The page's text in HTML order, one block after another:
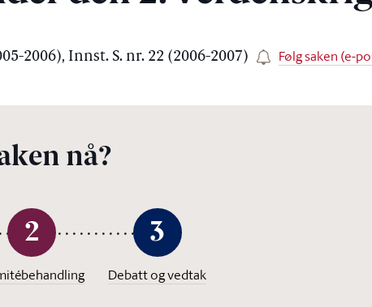
2006), Innst. S. nr. 22 (2006-2007) Følg saken (e-
nå?
2 3
Debatt og vedtak